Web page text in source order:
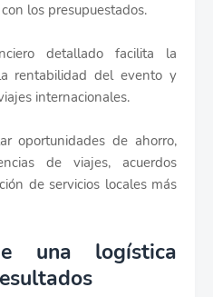
los presupuestados.
detallado facilita la
rentabilidad del evento y
internacionales.
oportunidades de ahorro,
de viajes, acuerdos
de servicios locales más
una logística